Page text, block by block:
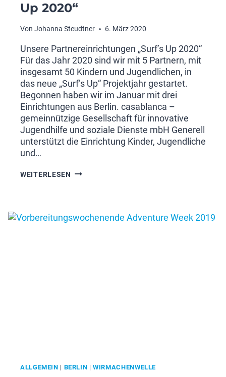
Up 2020“
Von Johanna Steudtner 6. März 2020
Unsere Partnereinrichtungen „Surf’s Up 2020“
Für das Jahr 2020 sind wir mit 5 Partnern, mit
insgesamt 50 Kindern und Jugendlichen, in
das neue „Surf’s Up“ Projektjahr gestartet.
Begonnen haben wir im Januar mit drei
Einrichtungen aus Berlin. casablanca –
gemeinnützige Gesellschaft für innovative
Jugendhilfe und soziale Dienste mbH Generell
unterstützt die Einrichtung Kinder, Jugendliche
und…
WEITERLESEN UNSERE
ALLGEMEIN | BERLIN |WIRMACHENWELLE